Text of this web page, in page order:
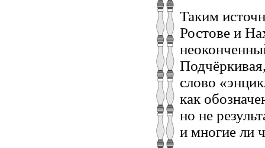
Таким
Ростове и
слово
как
но не
и многие ли